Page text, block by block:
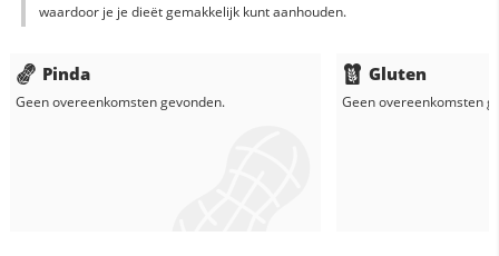
waardoor je je dieët gemakkelijk kunt aanhouden.
Pinda
Geen overeenkomsten gevonden.
Gluten
Geen overeenkomsten